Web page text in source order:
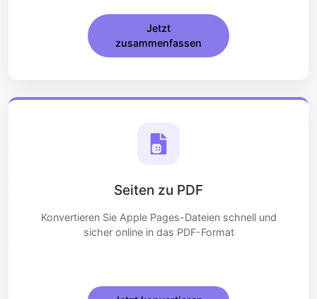
Jetzt
zusammenfassen
Seiten zu PDF
Konvertieren Sie Apple Pages-Dateien schnell und
sicher online in das PDF-Format